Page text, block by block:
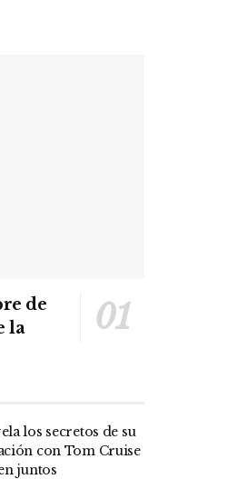
de
la
los secretos de su
con Tom Cruise
juntos